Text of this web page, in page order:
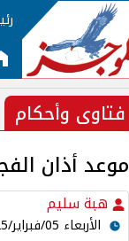
فتاوى وأحكام
موعد أذان الفجر اليوم
هبة سليم
الأربعاء 05/فبراير/2025 - 03:40 ص